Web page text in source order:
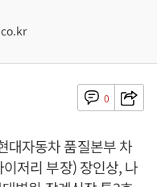
0
대자동차 품질본부 차
저리 부장) 장인상, 나